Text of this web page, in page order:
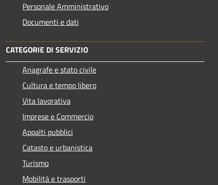
Personale Amministrativo
Documenti e dati
CATEGORIE DI SERVIZIO
Anagrafe e stato civile
Cultura e tempo libero
Vita lavorativa
Imprese e Commercio
Appalti pubblici
Catasto e urbanistica
Turismo
Mobilità e trasporti